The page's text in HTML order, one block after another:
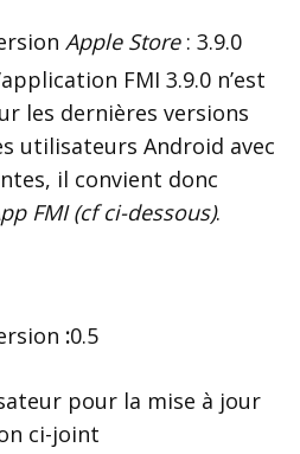
Apple Store: 3.9.0
FMI 3.9.0 n’est
les dernières versions
utilisateurs Android avec
il convient donc
FMI (cf ci-dessous).
:0.5
pour la mise à jour
ci-joint